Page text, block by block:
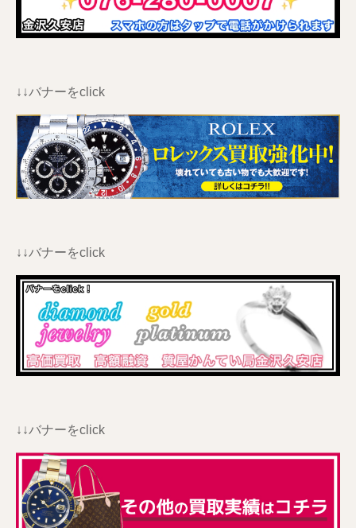
↓↓バナーをclick
↓↓バナーをclick
↓↓バナーをclick